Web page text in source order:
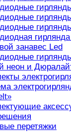
занавес Led
неон и
перетяжки